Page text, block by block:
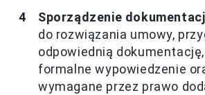
Sporządzenie
do rozwiązania umowy,
odpowiednią
formalne wypowiedzenie
wymagane przez prawo